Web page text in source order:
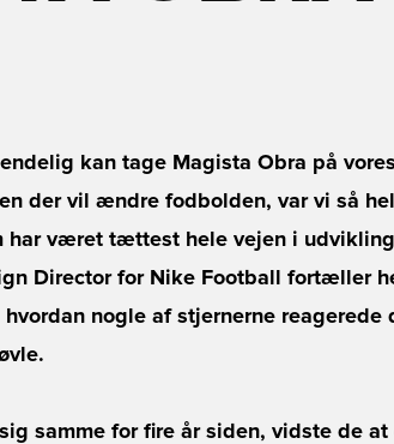
kan tage Magista Obra på
der vil ændre fodbolden, var vi så
har været tættest hele vejen i
Director for Nike Football fortæller
nogle af stjernerne reagerede
samme for fire år siden, vidste de